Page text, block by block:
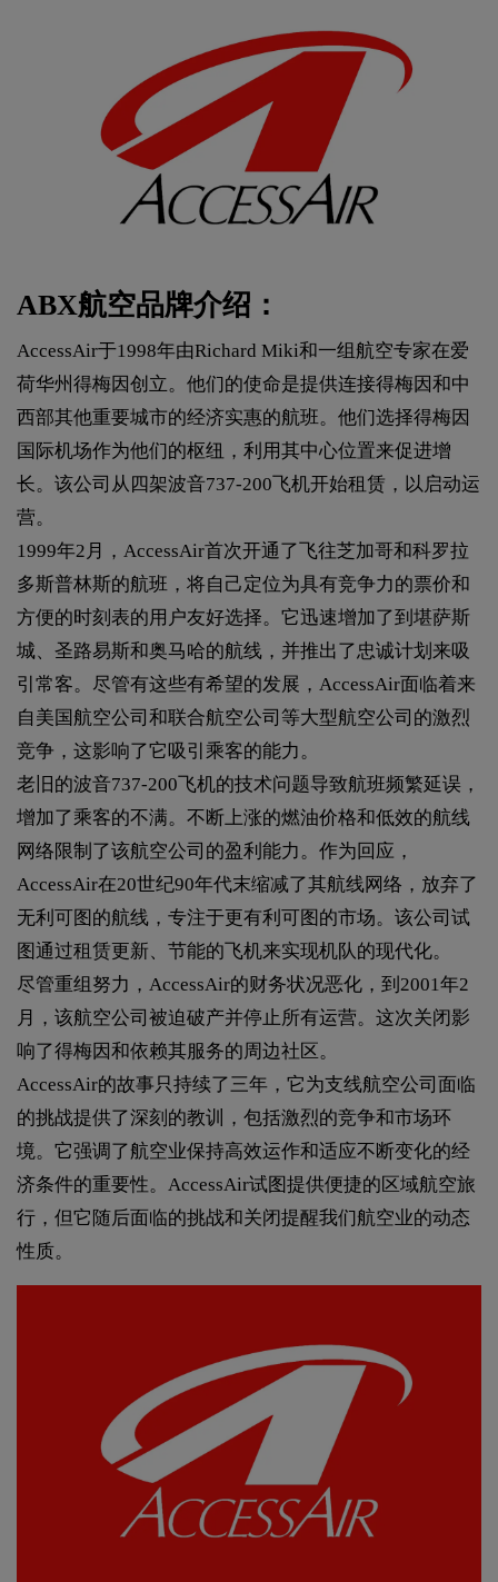
ABX航空品牌介绍：
AccessAir于1998年由Richard Miki和一组航空专家在爱
荷华州得梅因创立。他们的使命是提供连接得梅因和中
西部其他重要城市的经济实惠的航班。他们选择得梅因
国际机场作为他们的枢纽，利用其中心位置来促进增
长。该公司从四架波音737-200飞机开始租赁，以启动运
营。
1999年2月，AccessAir首次开通了飞往芝加哥和科罗拉
多斯普林斯的航班，将自己定位为具有竞争力的票价和
方便的时刻表的用户友好选择。它迅速增加了到堪萨斯
城、圣路易斯和奥马哈的航线，并推出了忠诚计划来吸
引常客。尽管有这些有希望的发展，AccessAir面临着来
自美国航空公司和联合航空公司等大型航空公司的激烈
竞争，这影响了它吸引乘客的能力。
老旧的波音737-200飞机的技术问题导致航班频繁延误，
增加了乘客的不满。不断上涨的燃油价格和低效的航线
网络限制了该航空公司的盈利能力。作为回应，
AccessAir在20世纪90年代末缩减了其航线网络，放弃了
无利可图的航线，专注于更有利可图的市场。该公司试
图通过租赁更新、节能的飞机来实现机队的现代化。
尽管重组努力，AccessAir的财务状况恶化，到2001年2
月，该航空公司被迫破产并停止所有运营。这次关闭影
响了得梅因和依赖其服务的周边社区。
AccessAir的故事只持续了三年，它为支线航空公司面临
的挑战提供了深刻的教训，包括激烈的竞争和市场环
境。它强调了航空业保持高效运作和适应不断变化的经
济条件的重要性。AccessAir试图提供便捷的区域航空旅
行，但它随后面临的挑战和关闭提醒我们航空业的动态
性质。